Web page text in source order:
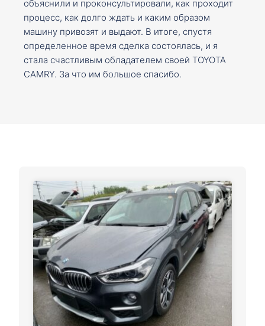
объяснили и проконсультировали, как проходит
процесс, как долго ждать и каким образом
машину привозят и выдают. В итоге, спустя
определенное время сделка состоялась, и я
стала счастливым обладателем своей TOYOTA
CAMRY. За что им большое спасибо.